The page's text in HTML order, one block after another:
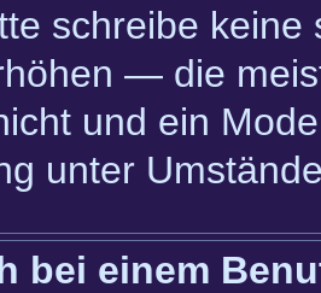
schreibe
— die
und ein
unter
bei einem